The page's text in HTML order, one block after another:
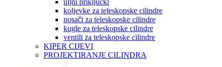
uljni priključki
koljevke za teleskopske cilindre
nosači za teleskopske cilindre
kugle za teleskopske cilindre
ventili za teleskopske cilindre
KIPER CIJEVI
PROJEKTIRANJE CILINDRA